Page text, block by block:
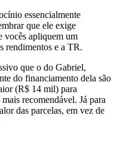
essencialmente
que ele exige
vocês apliquem um
rendimentos e a TR.
que o do Gabriel,
do financiamento dela são
(R$ 14 mil) para
recomendável. Já para
das parcelas, em vez de